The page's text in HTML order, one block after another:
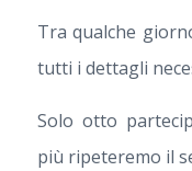
Tra qualche
tutti i dettagli
Solo otto
più ripeteremo il